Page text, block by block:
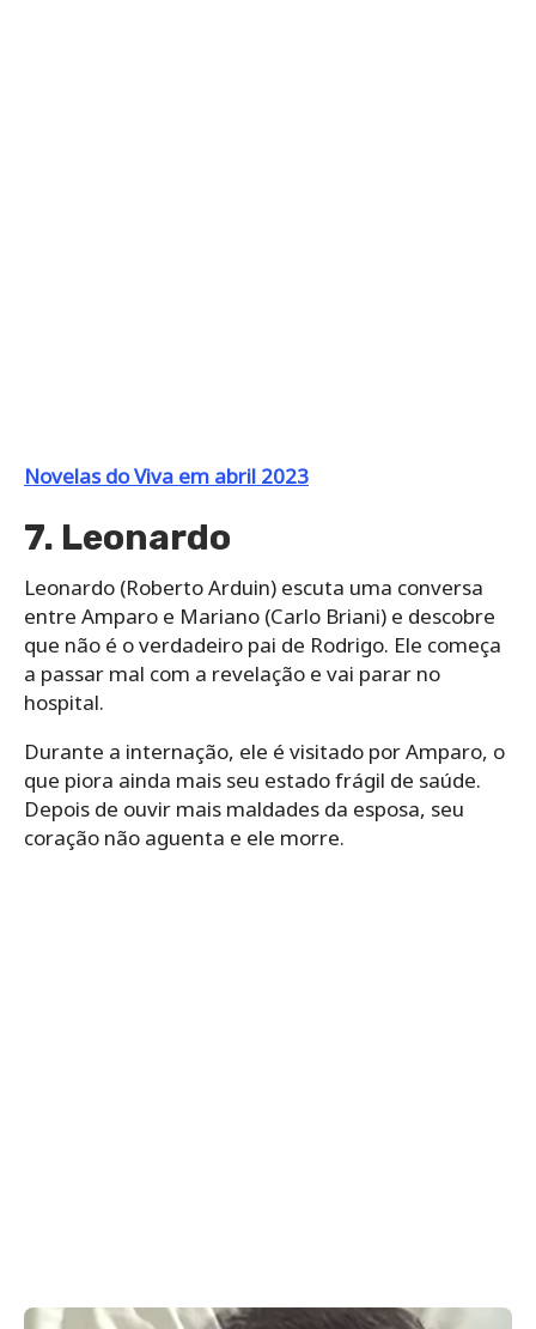
Novelas do Viva em abril 2023
7. Leonardo
Leonardo (Roberto Arduin) escuta uma conversa
entre Amparo e Mariano (Carlo Briani) e descobre
que não é o verdadeiro pai de Rodrigo. Ele começa
a passar mal com a revelação e vai parar no
hospital.
Durante a internação, ele é visitado por Amparo, o
que piora ainda mais seu estado frágil de saúde.
Depois de ouvir mais maldades da esposa, seu
coração não aguenta e ele morre.